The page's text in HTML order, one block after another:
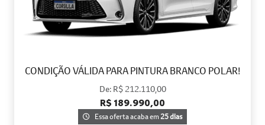
CONDIÇÃO VÁLIDA PARA PINTURA BRANCO POLAR!
De: R$ 212.110,00
R$ 189.990,00
Essa oferta acaba em25 dias